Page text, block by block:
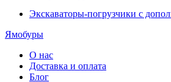
Экскаваторы-погрузчики с
Ямобуры
О нас
Доставка и оплата
Блог